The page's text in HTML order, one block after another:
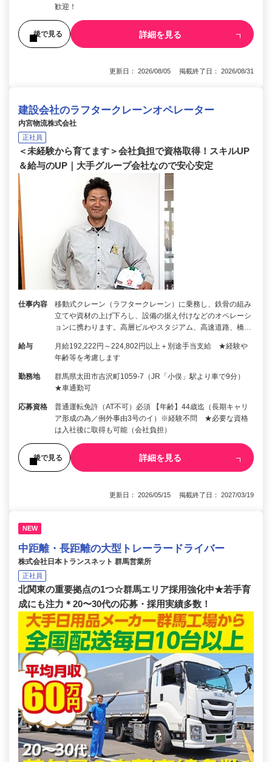
歓迎！
後で見る 詳細を見る
更新日： 2026/08/05 掲載終了日： 2026/08/31
建設会社のラフタークレーンオペレーター
内宮物流株式会社
正社員
＜未経験から育てます＞会社負担で資格取得！スキルUP
＆給与のUP｜大手グループ会社なので安心安定
仕事内容
移動式クレーン（ラフタークレーン）に乗務し、鉄骨の組み
立てや資材の上げ下ろし、設備の据え付けなどのオペレーシ
ョンに携わります。高層ビルやスタジアム、高速道路、橋…
給与
月給192,222円～224,802円以上＋別途手当支給 ★経験や
年齢等を考慮します
勤務地
群馬県太田市吉沢町1059-7（JR「小俣」駅より車で9分）
★車通勤可
応募資格
普通運転免許（AT不可）必須 【年齢】44歳迄（長期キャリ
ア形成の為／例外事由3号のイ）※経験不問 ★必要な資格
は入社後に取得も可能（会社負担）
後で見る 詳細を見る
更新日： 2026/05/15 掲載終了日： 2027/03/19
NEW
中距離・長距離の大型トレーラードライバー
株式会社日本トランスネット 群馬営業所
正社員
北関東の重要拠点の1つ☆群馬エリア採用強化中★若手育
成にも注力＊20〜30代の応募・採用実績多数！